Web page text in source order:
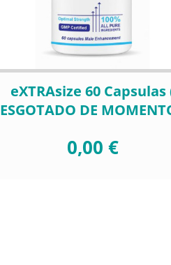
eXTRAsize 60 Capsulas
ESGOTADO DE
0,00 €